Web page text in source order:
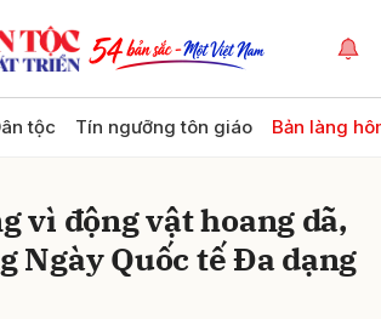
tộc Tín ngưỡng tôn giáo Bản làng
vì động vật hoang dã,
Ngày Quốc tế Đa dạng